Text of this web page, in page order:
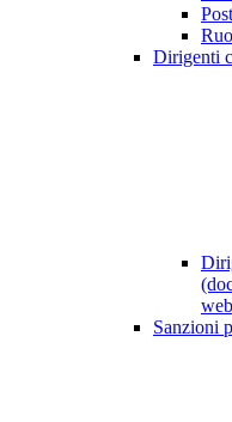
Dirigenti
Sanzioni